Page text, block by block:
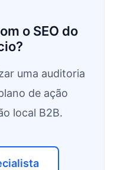
o SEO do
uma auditoria
de ação
local B2B.